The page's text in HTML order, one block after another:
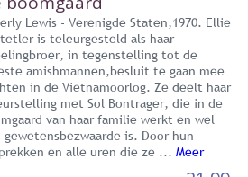
Lewis - Verenigde Staten,1970. Ellie
is teleurgesteld als haar
in tegenstelling tot de
amishmannen,besluit te gaan mee
in de Vietnamoorlog. Ze deelt haar
met Sol Bontrager, die in de
van haar familie werkt en wel
gewetensbezwaarde is. Door hun
en alle uren die ze ... Meer